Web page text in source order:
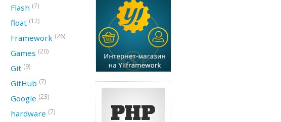
Flash (7)
float (12)
Framework (26)
Games (20)
Git (9)
GitHub (7)
Google (23)
hardware (7)